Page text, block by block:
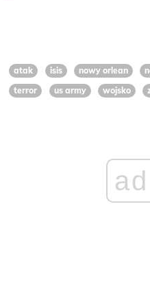
atak isis nowy orlean
terror
us army wojsko
ad